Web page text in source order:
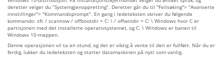
deretter velger du “Systemgjenoppretting”. Deretter går du til "Feilsøking"> "Avanserte
innstillinger"> "Kommandoprompt". En gang i ledeteksten skriver du følgende
kommando: sfc / scannow / offbootdir = C: \ / offwindir = C: \ Windows hvor C er
partisjonen med det installerte operativsystemet, og C: \ Windows er banen til
Windows 10-mappen.
Denne operasjonen vil ta en stund, og det er viktig å vente til den er fullført. Når du er
ferdig, lukker du ledeteksten og starter datamaskinen på nytt som vanlig.